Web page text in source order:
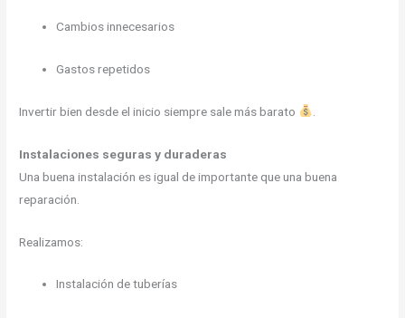
Cambios innecesarios
Gastos repetidos
Invertir bien desde el inicio siempre sale más barato
Instalaciones seguras y duraderas
Una buena instalación es igual de importante que una buena
reparación.
Realizamos:
Instalación de tuberías